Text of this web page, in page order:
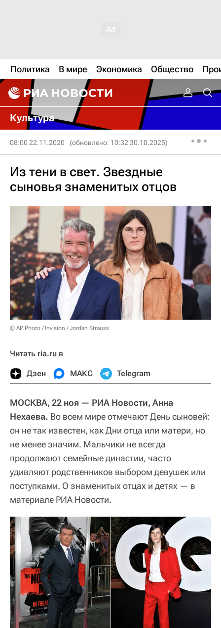
Политика В мире Экономика Общество
Культура
08:00 22.11.2020 (обновлено: 10:32 30.10.2025)
Из тени в свет. Звездные
сыновья знаменитых отцов
© AP Photo / Invision / Jordan Strauss
Читать ria.ru в
Дзен МАКС Telegram
МОСКВА, 22 ноя — РИА Новости, Анна
Нехаева. Во всем мире отмечают День сыновей:
он не так известен, как Дни отца или матери, но
не менее значим. Мальчики не всегда
продолжают семейные династии, часто
удивляют родственников выбором девушек или
поступками. О знаменитых отцах и детях — в
материале РИА Новости.